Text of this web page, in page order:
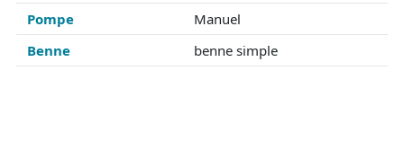
Pompe
Manuel
Benne
benne simple